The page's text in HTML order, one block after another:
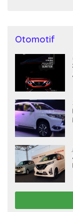
Otomotif